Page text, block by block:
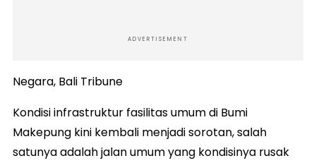
ADVERTISEMENT
Negara, Bali Tribune
Kondisi infrastruktur fasilitas umum di Bumi
Makepung kini kembali menjadi sorotan, salah
satunya adalah jalan umum yang kondisinya rusak